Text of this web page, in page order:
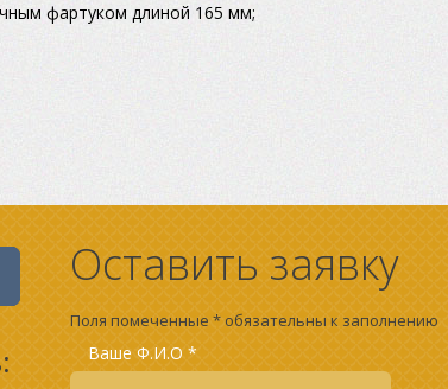
фартуком длиной 165 мм;
Оставить заявку
Поля помеченные * обязательны к заполнению
Ваше Ф.И.О *